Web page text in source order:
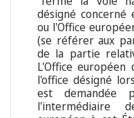
désigné concerné
ou l'Office
(se référer aux
de la partie
L'Office
l'office désigné
est demandée
l'intermédiaire